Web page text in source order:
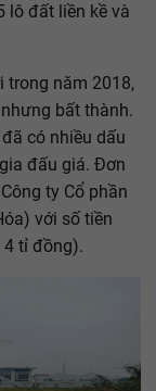
lô đất liền kề và
trong năm 2018,
bất thành.
có nhiều dấu
đấu giá. Đơn
ty Cổ phần
với số tiền
4 tỉ đồng).